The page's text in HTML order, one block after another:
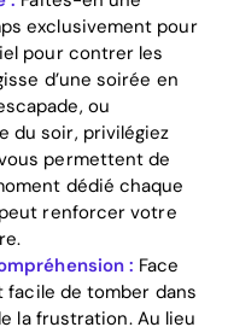
exclusivement pour
pour contrer les
d’une soirée en
ou
du soir, privilégiez
permettent de
dédié chaque
renforcer votre
: Face
facile de tomber dans
la frustration. Au lieu